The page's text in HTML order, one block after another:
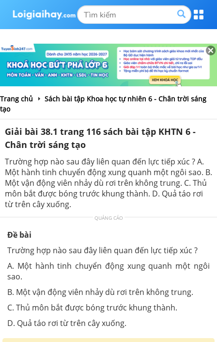
Trang chủ
Sách bài tập Khoa học tự nhiên 6 - Chân trời sáng
tạo
Giải bài 38.1 trang 116 sách bài tập KHTN 6 -
Chân trời sáng tạo
Trường hợp nào sau đây liên quan đến lực tiếp xúc ? A.
Một hành tinh chuyển động xung quanh một ngôi sao. B.
Một vận động viên nhảy dù rơi trên không trung. C. Thủ
môn bắt được bóng trước khung thành. D. Quả táo rơi
từ trên cây xuống.
QUẢNG CÁO
Đề bài
Trường hợp nào sau đây liên quan đến lực tiếp xúc ?
A. Một hành tinh chuyển động xung quanh một ngôi
sao.
B. Một vận động viên nhảy dù rơi trên không trung.
C. Thủ môn bắt được bóng trước khung thành.
D. Quả táo rơi từ trên cây xuống.